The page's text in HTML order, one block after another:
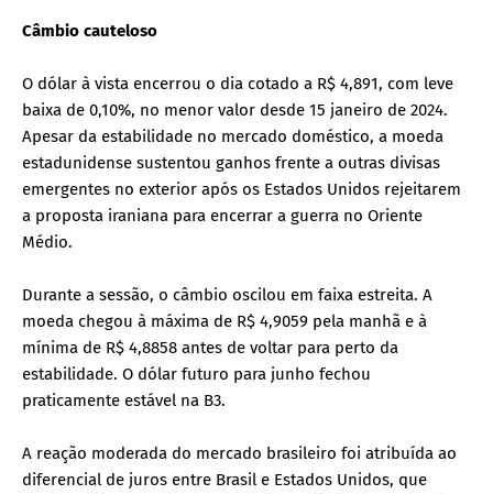
Câmbio cauteloso
O dólar à vista encerrou o dia cotado a R$ 4,891, com leve
baixa de 0,10%, no menor valor desde 15 janeiro de 2024.
Apesar da estabilidade no mercado doméstico, a moeda
estadunidense sustentou ganhos frente a outras divisas
emergentes no exterior após os Estados Unidos rejeitarem
a proposta iraniana para encerrar a guerra no Oriente
Médio.
Durante a sessão, o câmbio oscilou em faixa estreita. A
moeda chegou à máxima de R$ 4,9059 pela manhã e à
mínima de R$ 4,8858 antes de voltar para perto da
estabilidade. O dólar futuro para junho fechou
praticamente estável na B3.
A reação moderada do mercado brasileiro foi atribuída ao
diferencial de juros entre Brasil e Estados Unidos, que